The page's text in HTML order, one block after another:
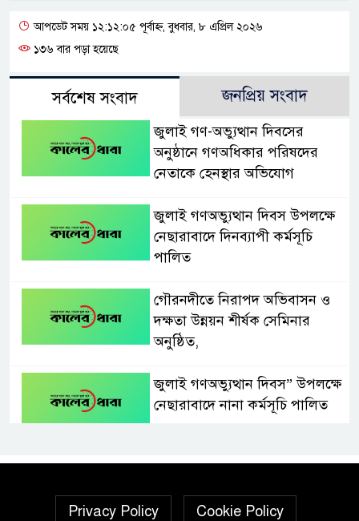
আপডেট সময় ১২:১২:০৫ পূর্বাহ্ন, বুধবার, ৮ এপ্রিল ২০২৬
১৩৬ বার পড়া হয়েছে
সর্বশেষ সংবাদ জনপ্রিয় সংবাদ
জুলাই গণ-অভ্যুত্থান দিবসের
অনুষ্ঠানে গণঅধিকার পরিষদের
নেতাকে হেনস্থার অভিযোগ
জুলাই গণঅভ্যুত্থান দিবস উপলক্ষে
নেছারাবাদে দিনব্যাপী কর্মসূচি
পালিত
গৌরনদীতে নিরাপদ অভিবাসন ও
দক্ষতা উন্নয়ন শীর্ষক সেমিনার
অনুষ্ঠিত,
জুলাই গণঅভ্যুত্থান দিবস” উপলক্ষে
নেছারাবাদে নানা কর্মসূচি পালিত
নয়নুজ্জামান মুন্সীর মতবিনিময়
Privacy Policy Cookie Policy